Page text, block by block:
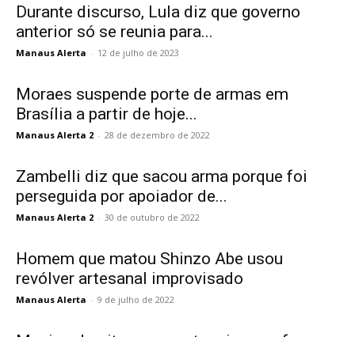
Durante discurso, Lula diz que governo
anterior só se reunia para...
Manaus Alerta - 12 de julho de 2023
Moraes suspende porte de armas em
Brasília a partir de hoje...
Manaus Alerta 2 - 28 de dezembro de 2022
Zambelli diz que sacou arma porque foi
perseguida por apoiador de...
Manaus Alerta 2 - 30 de outubro de 2022
Homem que matou Shinzo Abe usou
revólver artesanal improvisado
Manaus Alerta - 9 de julho de 2022